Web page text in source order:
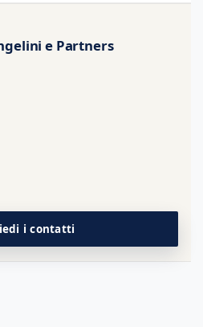
e Partners
i contatti